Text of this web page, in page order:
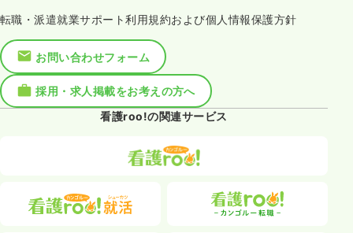
転職・派遣就業サポート利用規約および個人情報保護方針
お問い合わせフォーム
採用・求人掲載をお考えの方へ
看護roo!の関連サービス